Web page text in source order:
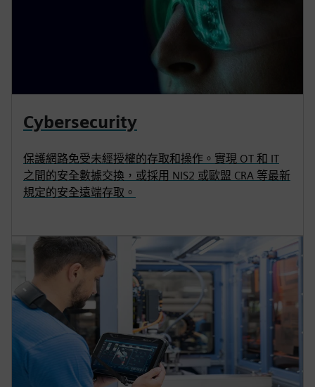
Cybersecurity
保護網路免受未經授權的存取和操作。實現 OT 和 IT
之間的安全數據交換，或採用 NIS2 或歐盟 CRA 等最新
規定的安全遠端存取。